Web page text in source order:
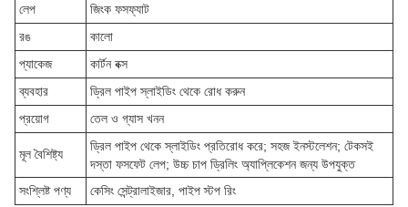
লেপ
জিংক ফসফ্যাট
রঙ
কালো
প্যাকেজ
কার্টন বক্স
ব্যবহার
ড্রিল পাইপ স্লাইডিং থেকে রোধ করুন
প্রয়োগ
তেল ও গ্যাস খনন
মূল বৈশিষ্ট্য
ড্রিল পাইপ থেকে স্লাইডিং প্রতিরোধ করে; সহজ ইনস্টলেশন; টেকসই
দস্তা ফসফেট লেপ; উচ্চ চাপ ড্রিলিং অ্যাপ্লিকেশন জন্য উপযুক্ত
সংশ্লিষ্ট পণ্য
কেসিং সেন্ট্রালাইজার, পাইপ স্টপ রিং